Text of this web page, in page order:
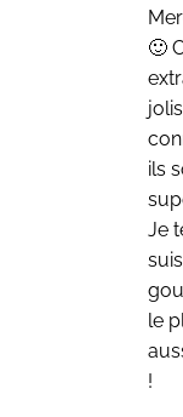
🙂
ils
Je
le
!